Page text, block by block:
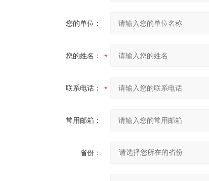
您的单位：
您的姓名：
联系电话：
常用邮箱：
省份：